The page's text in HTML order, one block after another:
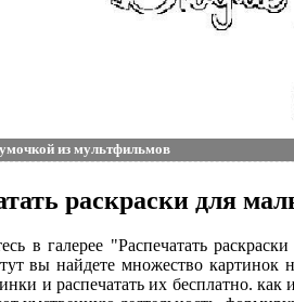
из мультфильмов
раскраски для
в галерее "Распечатать
вы найдете множество картинок
и распечатать их бесплатно. как